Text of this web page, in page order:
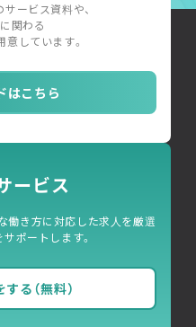
ービス資料や、
関わる
しています。
はこちら
ービス
働き方に対応した求人を厳選
ポートします。
る（無料）